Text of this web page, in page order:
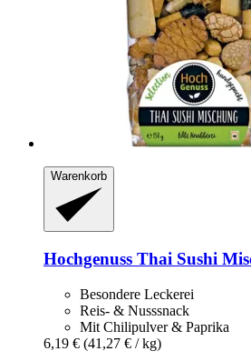
Warenkorb
Hochgenuss Thai Sushi
Besondere Leckerei
Reis- & Nusssnack
Mit Chilipulver & Paprika
6,19 € (41,27 € / kg)